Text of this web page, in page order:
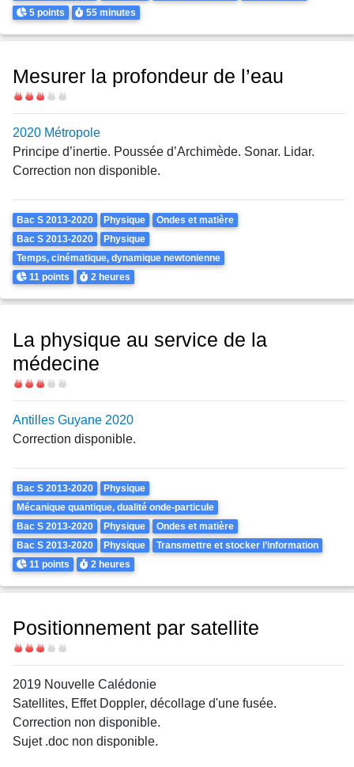
Points
5 points Durée
55 minutes
Mesurer la profondeur de l’eau
Difficulté
2020 Métropole
Principe d’inertie. Poussée d’Archimède. Sonar. Lidar.
Correction non disponible.
Theme
Bac S 2013-2020 Physique
Ondes et matière
Bac S 2013-2020
Physique
Temps, cinématique, dynamique newtonienne
Points
11 points Durée
2 heures
La physique au service de la
médecine
Difficulté
Antilles Guyane 2020
Correction disponible.
Theme
Bac S 2013-2020
Physique
Mécanique quantique, dualité onde-particule
Bac S 2013-2020
Physique
Ondes et matière
Bac S 2013-2020
Physique Transmettre et stocker l’information
Points
11 points Durée
2 heures
Positionnement par satellite
Difficulté
2019 Nouvelle Calédonie
Satellites, Effet Doppler, décollage d'une fusée.
Correction non disponible.
Sujet .doc non disponible.